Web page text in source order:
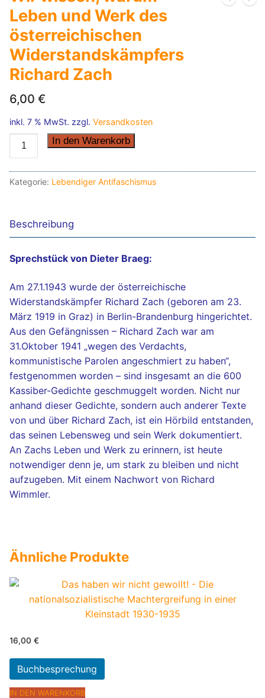
Leben und Werk des
österreichischen
Widerstandskämpfers
Richard Zach
6,00 €
inkl. 7 % MwSt. zzgl. Versandkosten
Wir
wissen,
warum
-
Werk
österreichischen
Richard
Zach
quantity
In den Warenkorb
Kategorie: Lebendiger Antifaschismus
Beschreibung
Sprechstück von Dieter Braeg:
Am 27.1.1943 wurde der österreichische
Widerstandskämpfer Richard Zach (geboren am 23.
März 1919 in Graz) in Berlin-Brandenburg hingerichtet.
Aus den Gefängnissen – Richard Zach war am
31.Oktober 1941 „wegen des Verdachts,
kommunistische Parolen angeschmiert zu haben“,
festgenommen worden – sind insgesamt an die 600
Kassiber-Gedichte geschmuggelt worden. Nicht nur
anhand dieser Gedichte, sondern auch anderer Texte
von und über Richard Zach, ist ein Hörbild entstanden,
das seinen Lebensweg und sein Werk dokumentiert.
An Zachs Leben und Werk zu erinnern, ist heute
notwendiger denn je, um stark zu bleiben und nicht
aufzugeben. Mit einem Nachwort von Richard
Wimmler.
Ähnliche Produkte
16,00 €
Buchbesprechung
IN DEN WARENKORB